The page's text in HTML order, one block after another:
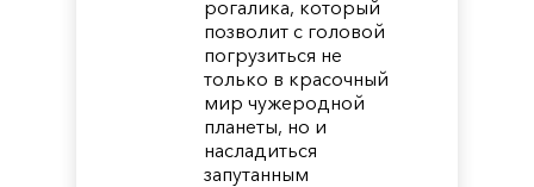
рогалика, который
позволит с головой
погрузиться не
только в красочный
мир чужеродной
планеты, но и
насладиться
запутанным